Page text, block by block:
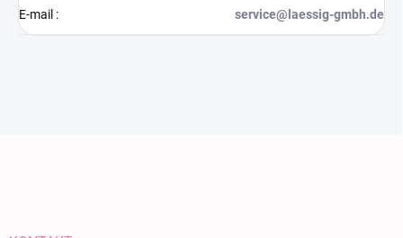
E-mail : service@laessig-gmbh.de